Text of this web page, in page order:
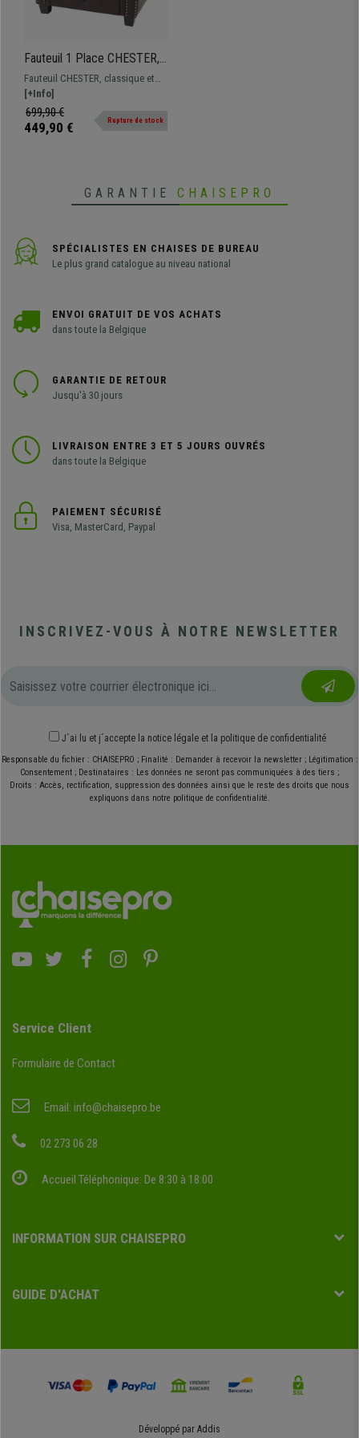
Fauteuil 1 Place CHESTER,
Design Élégant, Grand
Rembourrage, en Cuir,
Marron
Fauteuil CHESTER, classique et
confortable de style Chesterfield,
revêtement en cuir synthétique et
rembourrage épais, idéal pour
[+Info]
699,90 €
449,90 € Rupture de stock
GARANTIE CHAISEPRO
SPÉCIALISTES EN CHAISES DE BUREAU
Le plus grand catalogue au niveau national
ENVOI GRATUIT DE VOS ACHATS
dans toute la Belgique
GARANTIE DE RETOUR
Jusqu'à 30 jours
LIVRAISON ENTRE 3 ET 5 JOURS OUVRÉS
dans toute la Belgique
PAIEMENT SÉCURISÉ
Visa, MasterCard, Paypal
INSCRIVEZ-VOUS À NOTRE NEWSLETTER
J´ai lu et j´accepte la notice légale et la politique de confidentialité
Responsable du fichier : CHAISEPRO ; Finalité : Demander à recevoir la newsletter ; Légitimation :
Consentement ; Destinataires : Les données ne seront pas communiquées à des tiers ;
Droits : Accès, rectification, suppression des données ainsi que le reste des droits que nous
expliquons dans notre politique de confidentialité.
Service Client
Formulaire de Contact
Email: info@chaisepro.be
02 273 06 28
Accueil Téléphonique: De 8:30 à 18:00
INFORMATION SUR CHAISEPRO
GUIDE D'ACHAT
Développé par Addis